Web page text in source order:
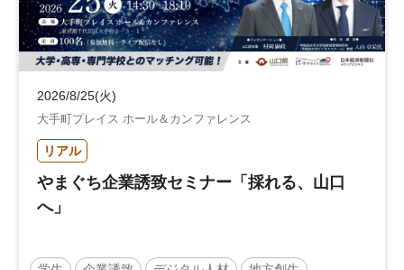
2026/8/25(火)
大手町プレイス ホール＆カンファレンス
リアル
やまぐち企業誘致セミナー「採れる、山口
へ」